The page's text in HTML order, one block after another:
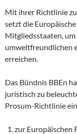
Mit ihrer Richtlinie
setzt die
Mitgliedsstaaten, um
umweltfreundlichen
erreichen.
Das Bündnis BBEn
juristisch zu
Prosum-Richtlinie
zur Europäischen